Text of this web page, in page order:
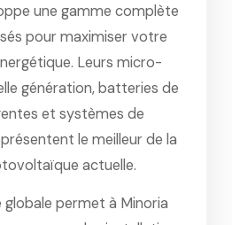
une gamme complète
pour maximiser votre
Leurs micro-
génération, batteries de
et systèmes de
le meilleur de la
actuelle.
permet à Minoria